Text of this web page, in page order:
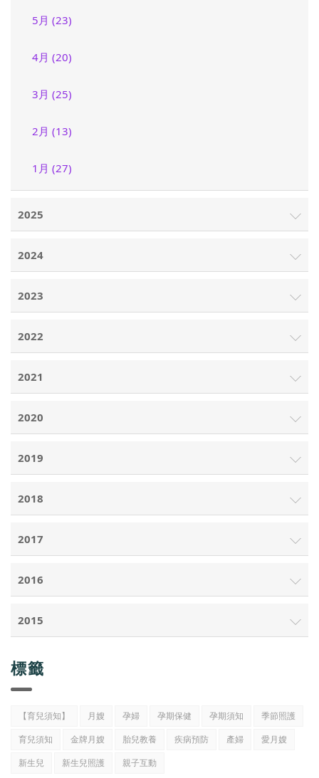
5月 (23)
4月 (20)
3月 (25)
2月 (13)
1月 (27)
2025
2024
2023
2022
2021
2020
2019
2018
2017
2016
2015
標籤
【育兒須知】 月嫂 孕婦 孕期保健 孕期須知
季節照護
育兒須知
金牌月嫂 胎兒教養 疾病預防 產婦
愛月嫂
新生兒
新生兒照護 親子互動